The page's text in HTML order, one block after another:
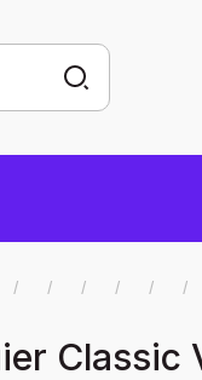
Classic